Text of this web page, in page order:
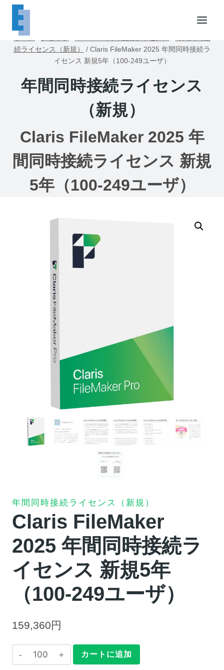
ホーム
続ライセンス（新規）
/ Claris FileMaker 2025 年間同時接続ラ
イセンス 新規5年（100-249ユーザ）
年間同時接続ライセンス
（新規）
Claris FileMaker 2025 年
間同時接続ライセンス 新規
5年（100-249ユーザ）
年間同時接続ライセンス（新規）
Claris FileMaker
2025 年間同時接続ラ
イセンス 新規5年
（100-249ユーザ）
159,360円
Claris
FileMaker
カートに追加